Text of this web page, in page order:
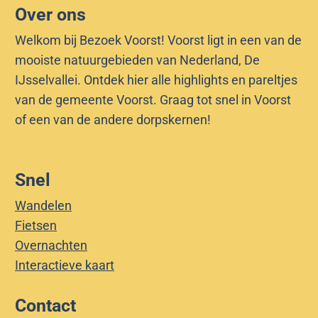
nOver ons
Welkom bij Bezoek Voorst! Voorst ligt in een van de
mooiste natuurgebieden van Nederland, De
IJsselvallei. Ontdek hier alle highlights en pareltjes
van de gemeente Voorst. Graag tot snel in Voorst
of een van de andere dorpskernen!
Snel
Wandelen
Fietsen
Overnachten
Interactieve kaart
Contact